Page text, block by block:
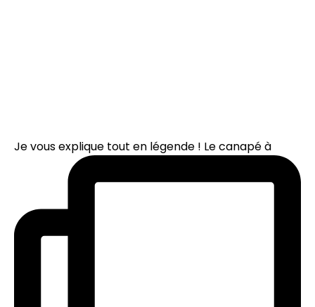
Je vous explique tout en légende ! Le canapé à